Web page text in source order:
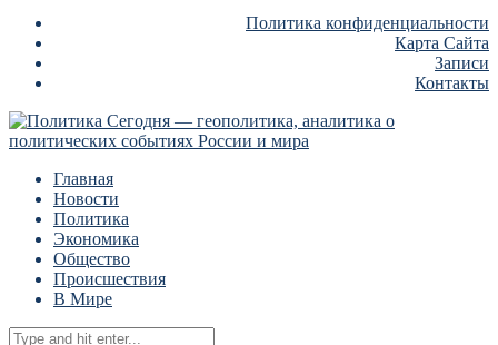
Политика конфиденциальности
Карта Сайта
Записи
Контакты
Главная
Новости
Политика
Экономика
Общество
Происшествия
В Мире